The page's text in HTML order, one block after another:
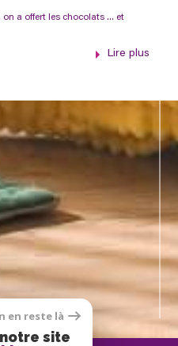
on a offert les chocolats … et
Lire plus
en reste là
site